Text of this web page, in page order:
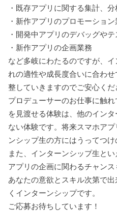
・既存アプリに関する集計、分
・新作アプリのプロモーション
・開発中アプリのデバッグや
・新作アプリの企画業務
など多岐にわたるのですが、
れの適性や成長度合いに合わ
整していきますのでご安心くだ
プロデューサーのお仕事に触
を見渡せる体験は、他のイン
ない体験です。将来スマホア
ンシップ生の方にはうってつけ
また、インターンシップ生と
アプリの企画に関わるチャンス
あなたの意欲とスキル次第で
くインターンシップです。
ご応募お待ちしています！